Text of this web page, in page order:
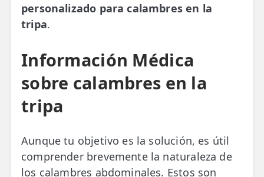
personalizado para calambres en la
tripa.
Información Médica
sobre calambres en la
tripa
Aunque tu objetivo es la solución, es útil
comprender brevemente la naturaleza de
los calambres abdominales. Estos son